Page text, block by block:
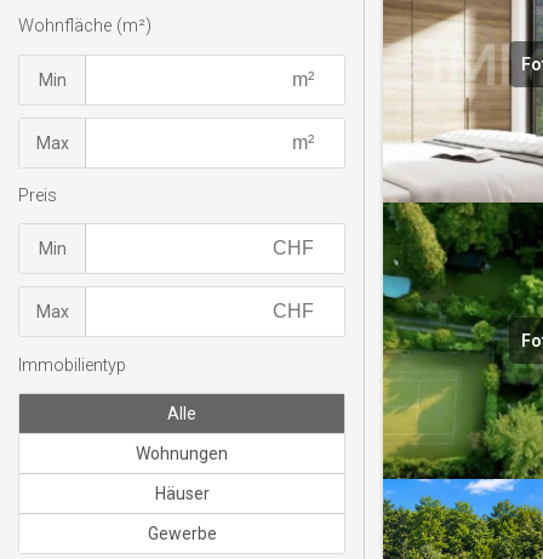
Wohnfläche (m²)
Min
Max
Preis
Min
Max
Immobilientyp
Alle
Wohnungen
Häuser
Gewerbe